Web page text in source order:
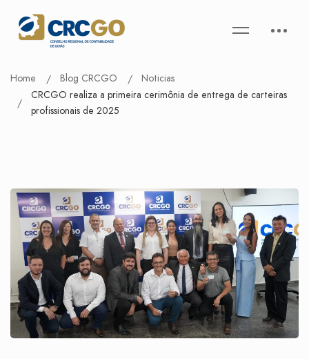
Home Blog CRCGO
Noticias
CRCGO realiza a primeira cerimônia de entrega de carteiras
profissionais de 2025